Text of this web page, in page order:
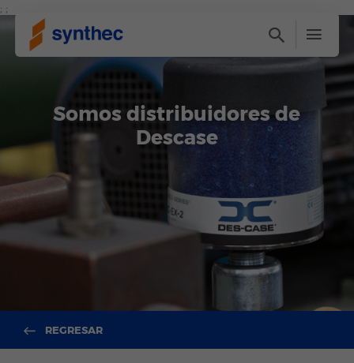
; ;
Somos distribuidores de
Descase
REGRESAR